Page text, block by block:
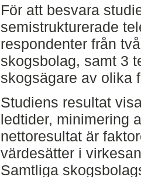
För att besvara
semistrukturerade
respondenter från
skogsbolag, samt 3
skogsägare av olika
Studiens resultat
ledtider, minimering
nettoresultat är
värdesätter i
Samtliga